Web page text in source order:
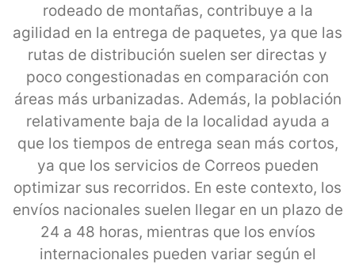
rodeado de montañas, contribuye a la
agilidad en la entrega de paquetes, ya que las
rutas de distribución suelen ser directas y
poco congestionadas en comparación con
áreas más urbanizadas. Además, la población
relativamente baja de la localidad ayuda a
que los tiempos de entrega sean más cortos,
ya que los servicios de Correos pueden
optimizar sus recorridos. En este contexto, los
envíos nacionales suelen llegar en un plazo de
24 a 48 horas, mientras que los envíos
internacionales pueden variar según el